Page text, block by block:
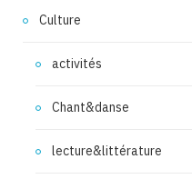
Culture
activités
Chant&danse
lecture&littérature